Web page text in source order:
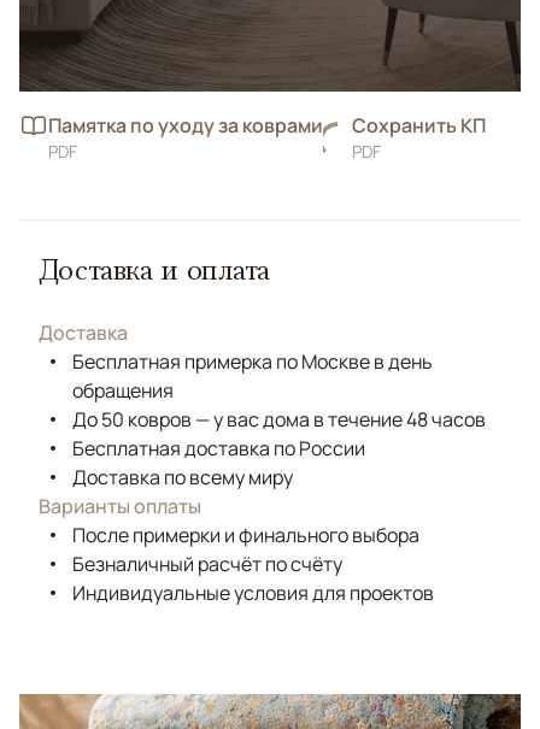
Памятка по уходу за коврами
PDF
Сохранить КП
PDF
Доставка и оплата
Доставка
Бесплатная примерка по Москве в день
обращения
До 50 ковров — у вас дома в течение 48 часов
Бесплатная доставка по России
Доставка по всему миру
Варианты оплаты
После примерки и финального выбора
Безналичный расчёт по счёту
Индивидуальные условия для проектов